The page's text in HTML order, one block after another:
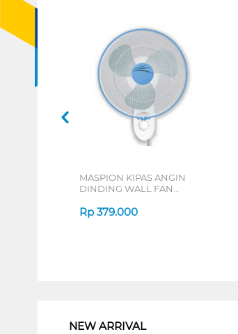
MASPION KIPAS ANGIN
DINDING WALL FAN
Rp 379.000
NEW ARRIVAL